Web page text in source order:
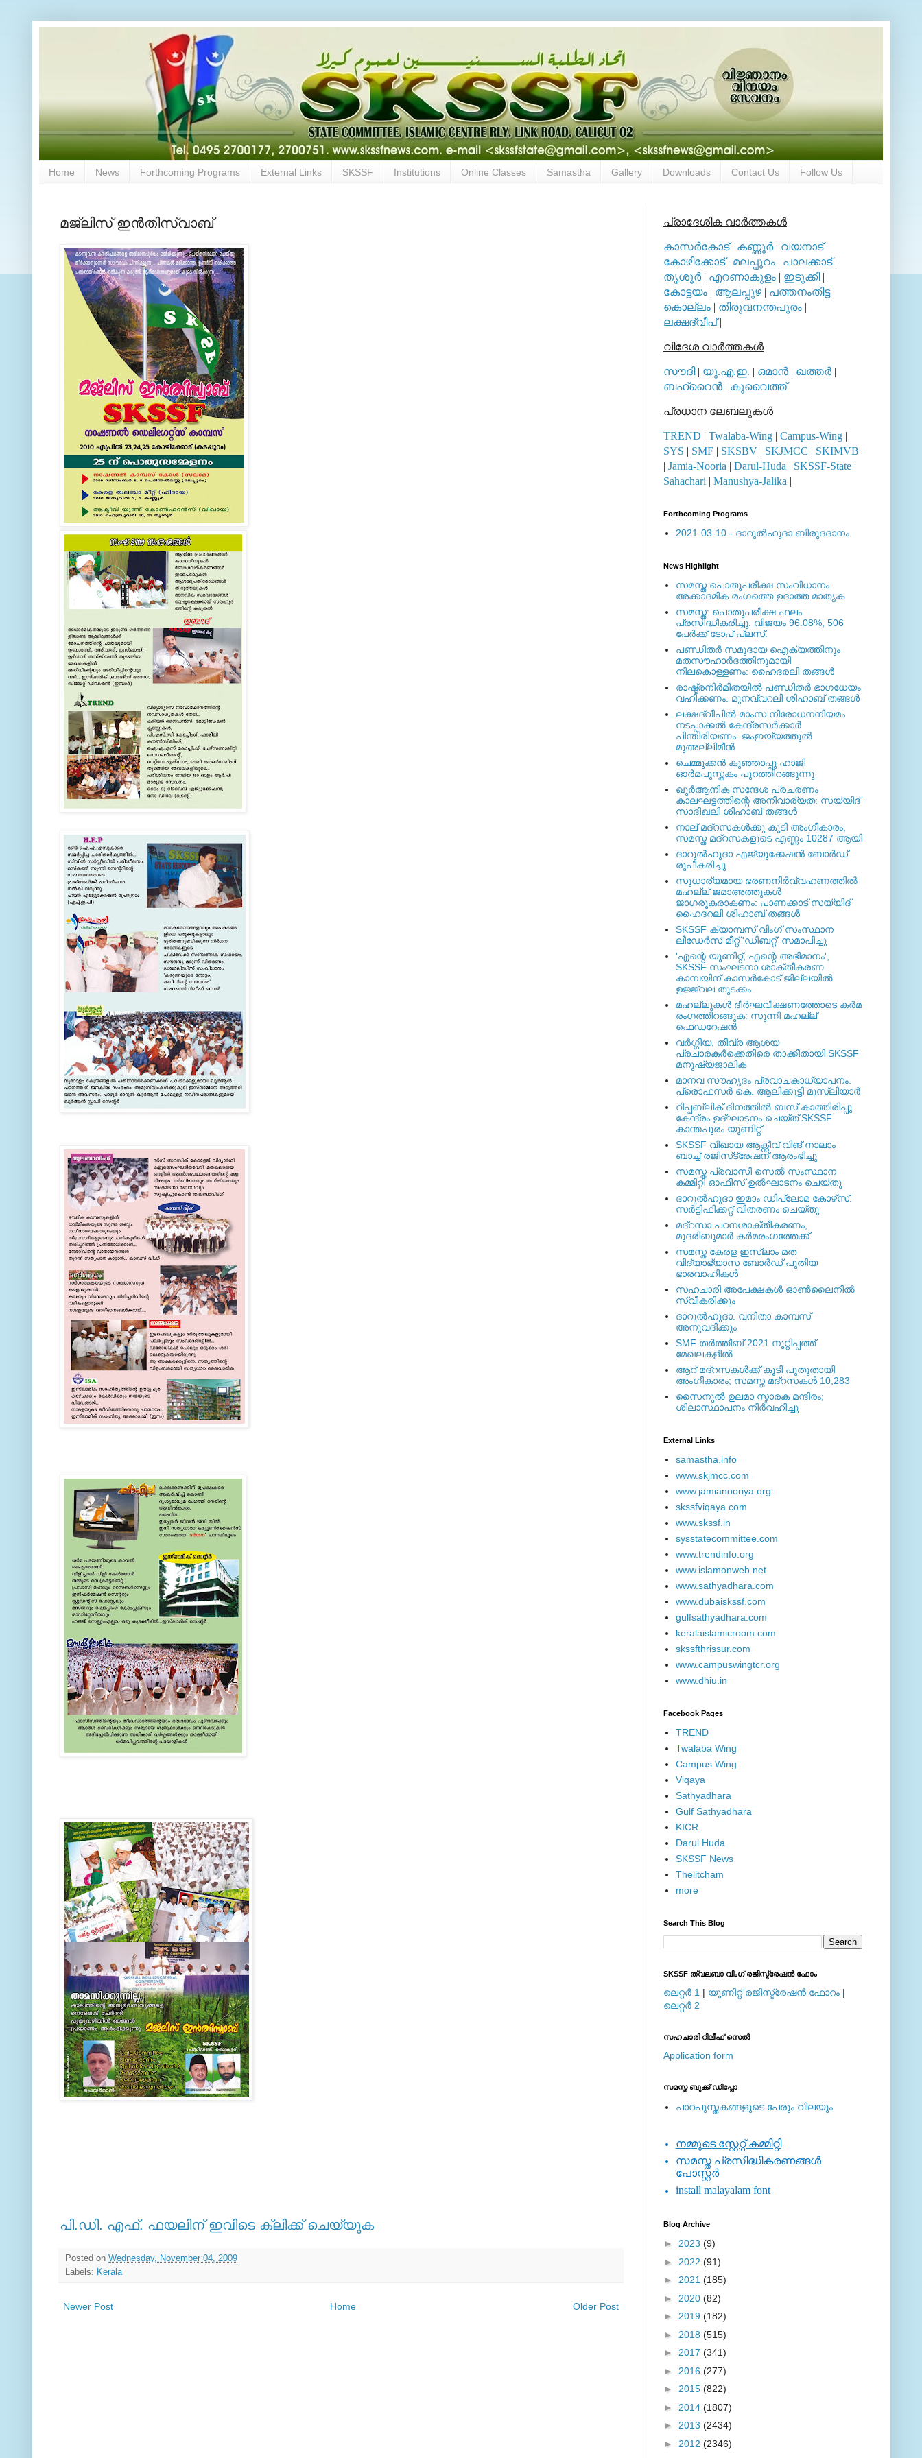
Home News Forthcoming Programs External Links SKSSF Institutions Online Classes Samastha Gallery Downloads Contact Us Follow Us
മജ്‍ലിസ് ഇന്‍തിസ്വാബ്
പി.ഡി. എഫ്. ഫയലിന് ഇവിടെ ക്ലിക്ക് ചെയ്യുക
Posted on Wednesday, November 04, 2009
Labels: Kerala
Newer Post Older Post
Home
പ്രാദേശിക വാര്‍ത്തകള്‍
കാസര്‍കോട്| കണ്ണൂര്‍| വയനാട്|
കോഴിക്കോട്| മലപ്പുറം | പാലക്കാട്|
തൃശൂര്‍| എറണാകുളം | ഇടുക്കി|
കോട്ടയം | ആലപ്പുഴ| പത്തനംതിട്ട|
കൊല്ലം | തിരുവനന്തപുരം |
ലക്ഷദ്വീപ്|
വിദേശ വാര്‍ത്തകള്‍
സൗദി| യു.എ.ഇ. | ഒമാന്‍ | ഖത്തര്‍|
ബഹ്റൈന്‍ | കുവൈത്ത്
പ്രധാന ലേബലുകള്‍
TREND | Twalaba-Wing | Campus-Wing |
SYS | SMF | SKSBV | SKJMCC | SKIMVB
| Jamia-Nooria | Darul-Huda | SKSSF-State |
Sahachari | Manushya-Jalika |
Forthcoming Programs
2021-03-10 - ദാറുല്‍ഹുദാ ബിരുദദാനം
News Highlight
സമസ്ത പൊതുപരീക്ഷ സംവിധാനം
അക്കാദമിക രംഗത്തെ ഉദാത്ത മാതൃക
സമസ്ത: പൊതുപരീക്ഷ ഫലം
പ്രസിദ്ധീകരിച്ചു. വിജയം 96.08%, 506
പേര്‍ക്ക് ടോപ് പ്ലസ്.
പണ്ഡിതര്‍ സമുദായ ഐക്യത്തിനും
മതസൗഹാര്‍ദത്തിനുമായി
നിലകൊള്ളണം: ഹൈദരലി തങ്ങള്‍
രാഷ്ട്രനിര്‍മിതയില്‍ പണ്ഡിതര്‍ ഭാഗധേയം
വഹിക്കണം: മുനവ്വറലി ശിഹാബ് തങ്ങള്‍
ലക്ഷദ്വീപില്‍ മാംസ നിരോധനനിയമം
നടപ്പാക്കല്‍ കേന്ദ്രസര്‍ക്കാര്‍
പിന്തിരിയണം: ജംഇയ്യത്തുല്‍
മുഅല്ലിമീന്‍
ചെമ്മുക്കന്‍ കുഞ്ഞാപ്പു ഹാജി
ഓര്‍മപുസ്തകം പുറത്തിറങ്ങുന്നു
ഖുര്‍ആനിക സന്ദേശ പ്രചരണം
കാലഘട്ടത്തിന്റെ അനിവാര്യത: സയ്യിദ്
സാദിഖലി ശിഹാബ് തങ്ങള്‍
നാല് മദ്‌റസകള്‍ക്കു കൂടി അംഗീകാരം;
സമസ്ത മദ്‌റസകളുടെ എണ്ണം 10287 ആയി
ദാറുല്‍ഹുദാ എജ്യുക്കേഷന്‍ ബോര്‍ഡ്
രൂപീകരിച്ചു
സുധാര്യമായ ഭരണനിര്‍വ്വഹണത്തില്‍
മഹല്ല് ജമാഅത്തുകള്‍
ജാഗരൂകരാകണം: പാണക്കാട് സയ്യിദ്
ഹൈദറലി ശിഹാബ് തങ്ങള്‍
SKSSF ക്യാമ്പസ് വിംഗ് സംസ്ഥാന
ലീഡേർസ് മീറ്റ് 'ഡിബറ്റ്' സമാപിച്ചു
'എന്റെ യൂണിറ്റ്, എന്റെ അഭിമാനം';
SKSSF സംഘടനാ ശാക്തീകരണ
കാമ്പയിന് കാസര്‍കോട് ജില്ലയില്‍
ഉജ്ജ്വല തുടക്കം
മഹല്ലുകള്‍ ദീര്‍ഘവീക്ഷണത്തോടെ കര്‍മ
രംഗത്തിറങ്ങുക: സുന്നി മഹല്ല്
ഫെഡറേഷന്‍
വര്‍ഗ്ഗീയ, തീവ്ര ആശയ
പ്രചാരകര്‍ക്കെതിരെ താക്കീതായി SKSSF
മനുഷ്യജാലിക
മാനവ സൗഹൃദം പ്രവാചകാധ്യാപനം:
പ്രൊഫസർ കെ. ആലിക്കുട്ടി മുസ്ലിയാർ
റിപ്പബ്ലിക് ദിനത്തില്‍ ബസ് കാത്തിരിപ്പു
കേന്ദ്രം ഉദ്ഘാടനം ചെയ്ത്‌ SKSSF
കാന്തപുരം യൂണിറ്റ്
SKSSF വിഖായ ആക്റ്റീവ് വിങ് നാലാം
ബാച്ച് രജിസ്‌ട്രേഷന് ആരംഭിച്ചു
സമസ്ത പ്രവാസി സെല്‍ സംസ്ഥാന
കമ്മിറ്റി ഓഫീസ് ഉല്‍ഘാടനം ചെയ്തു
ദാറുല്‍ഹുദാ ഇമാം ഡിപ്ലോമ കോഴ്‌സ്:
സര്‍ട്ടിഫിക്കറ്റ് വിതരണം ചെയ്തു
മദ്‌റസാ പഠനശാക്തീകരണം;
മുദരിബുമാര്‍ കര്‍മരംഗത്തേക്ക്
സമസ്ത കേരള ഇസ്ലാം മത
വിദ്യാഭ്യാസ ബോര്‍ഡ് പുതിയ
ഭാരവാഹികള്‍
സഹചാരി അപേക്ഷകൾ ഓൺലൈനിൽ
സ്വീകരിക്കും
ദാറുല്‍ഹുദാ: വനിതാ കാമ്പസ്
അനുവദിക്കും
SMF തര്‍ത്തീബ്-2021 നൂറ്റിപ്പത്ത്
മേഖലകളില്‍
ആറ് മദ്റസകള്‍ക്ക് കൂടി പുതുതായി
അംഗീകാരം; സമസ്ത മദ്റസകള്‍ 10,283
സൈനുല്‍ ഉലമാ സ്മാരക മന്ദിരം;
ശിലാസ്ഥാപനം നിര്‍വഹിച്ചു
External ‎Links
samastha.info
www.skjmcc.com
www.jamianooriya.org
skssfviqaya.com
www.skssf.in
sysstatecommittee.com
www.trendinfo.org
www.islamonweb.net
www.sathyadhara.com
www.dubaiskssf.com
gulfsathyadhara.com
keralaislamicroom.com
skssfthrissur.com
www.campuswingtcr.org
www.dhiu.in
Facebook Pages
TREND
Twalaba Wing
Campus Wing
Viqaya
Sathyadhara
Gulf Sathyadhara
KICR
Darul Huda
SKSSF News
Thelitcham
more
Search This Blog
SKSSF ത്വലബാ വിംഗ് രജിസ്ട്രേഷന്‍ ഫോം
ലെറ്റര്‍ 1 | യൂണിറ്റ് രജിസ്ട്രേഷന്‍ ഫോറം |
ലെറ്റര്‍ 2
സഹചാരി റിലീഫ് സെല്‍
Application form
സമസ്ത ബുക്ക് ഡിപ്പോ
പാഠപുസ്തകങ്ങളുടെ പേരും വിലയും
നമ്മുടെ സ്റ്റേറ്റ് കമ്മിറ്റി
സമസ്ത പ്രസിദ്ധീകരണങ്ങള്‍
പോസ്റ്റര്‍
install malayalam font
Blog Archive
► 2023 (9)
► 2022 (91)
► 2021 (185)
► 2020 (82)
► 2019 (182)
► 2018 (515)
► 2017 (341)
► 2016 (277)
► 2015 (822)
► 2014 (1807)
► 2013 (2434)
► 2012 (2346)